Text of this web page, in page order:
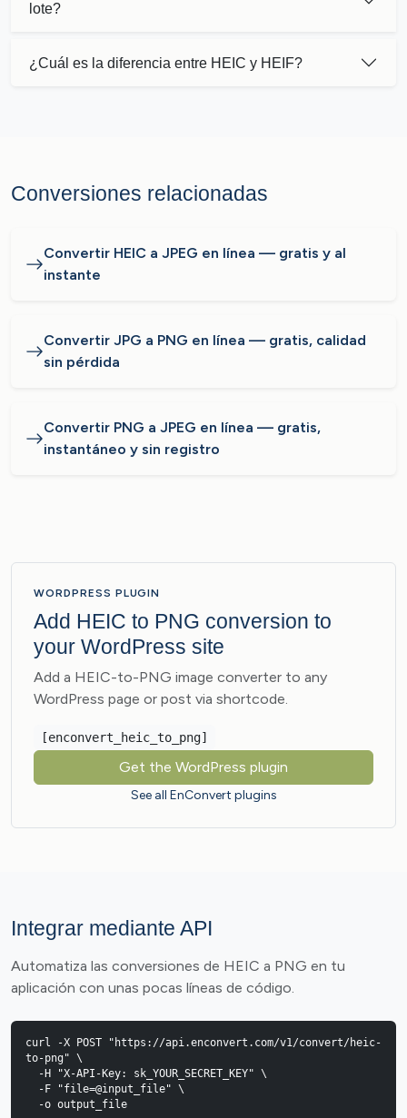
lote?
¿Cuál es la diferencia entre HEIC y HEIF?
Conversiones relacionadas
Convertir HEIC a JPEG en línea — gratis y al
instante
Convertir JPG a PNG en línea — gratis, calidad
sin pérdida
Convertir PNG a JPEG en línea — gratis,
instantáneo y sin registro
WORDPRESS PLUGIN
Add HEIC to PNG conversion to
your WordPress site
Add a HEIC-to-PNG image converter to any
WordPress page or post via shortcode.
[enconvert_heic_to_png]
Get the WordPress plugin
See all EnConvert plugins
Integrar mediante API
Automatiza las conversiones de HEIC a PNG en tu
aplicación con unas pocas líneas de código.
curl -X POST "https://api.enconvert.com/v1/convert/heic-
to-png" \
  -o output_file